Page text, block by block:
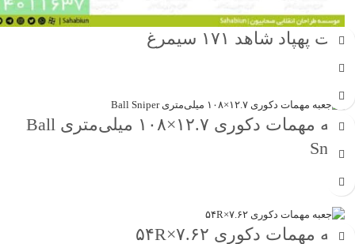
ماکت پهپاد شاهد ۱۷۱ سیمرغ
جعبه مهمات دکوری ۱۲.۷×۱۰۸ میلی‌متری Ball
Sniper
جعبه مهمات دکوری ۷.۶۲×۵۴R